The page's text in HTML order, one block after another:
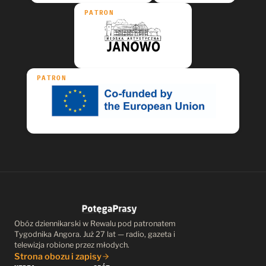
PATRON
PATRON
Obóz dziennikarski w Rewalu pod patronatem
Tygodnika Angora. Już 27 lat — radio, gazeta i
telewizja robione przez młodych.
Strona obozu i zapisy